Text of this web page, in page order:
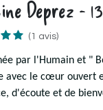
Deprez -
(1 avis)
par l'Humain et "
avec le cœur ouvert
d'écoute et de